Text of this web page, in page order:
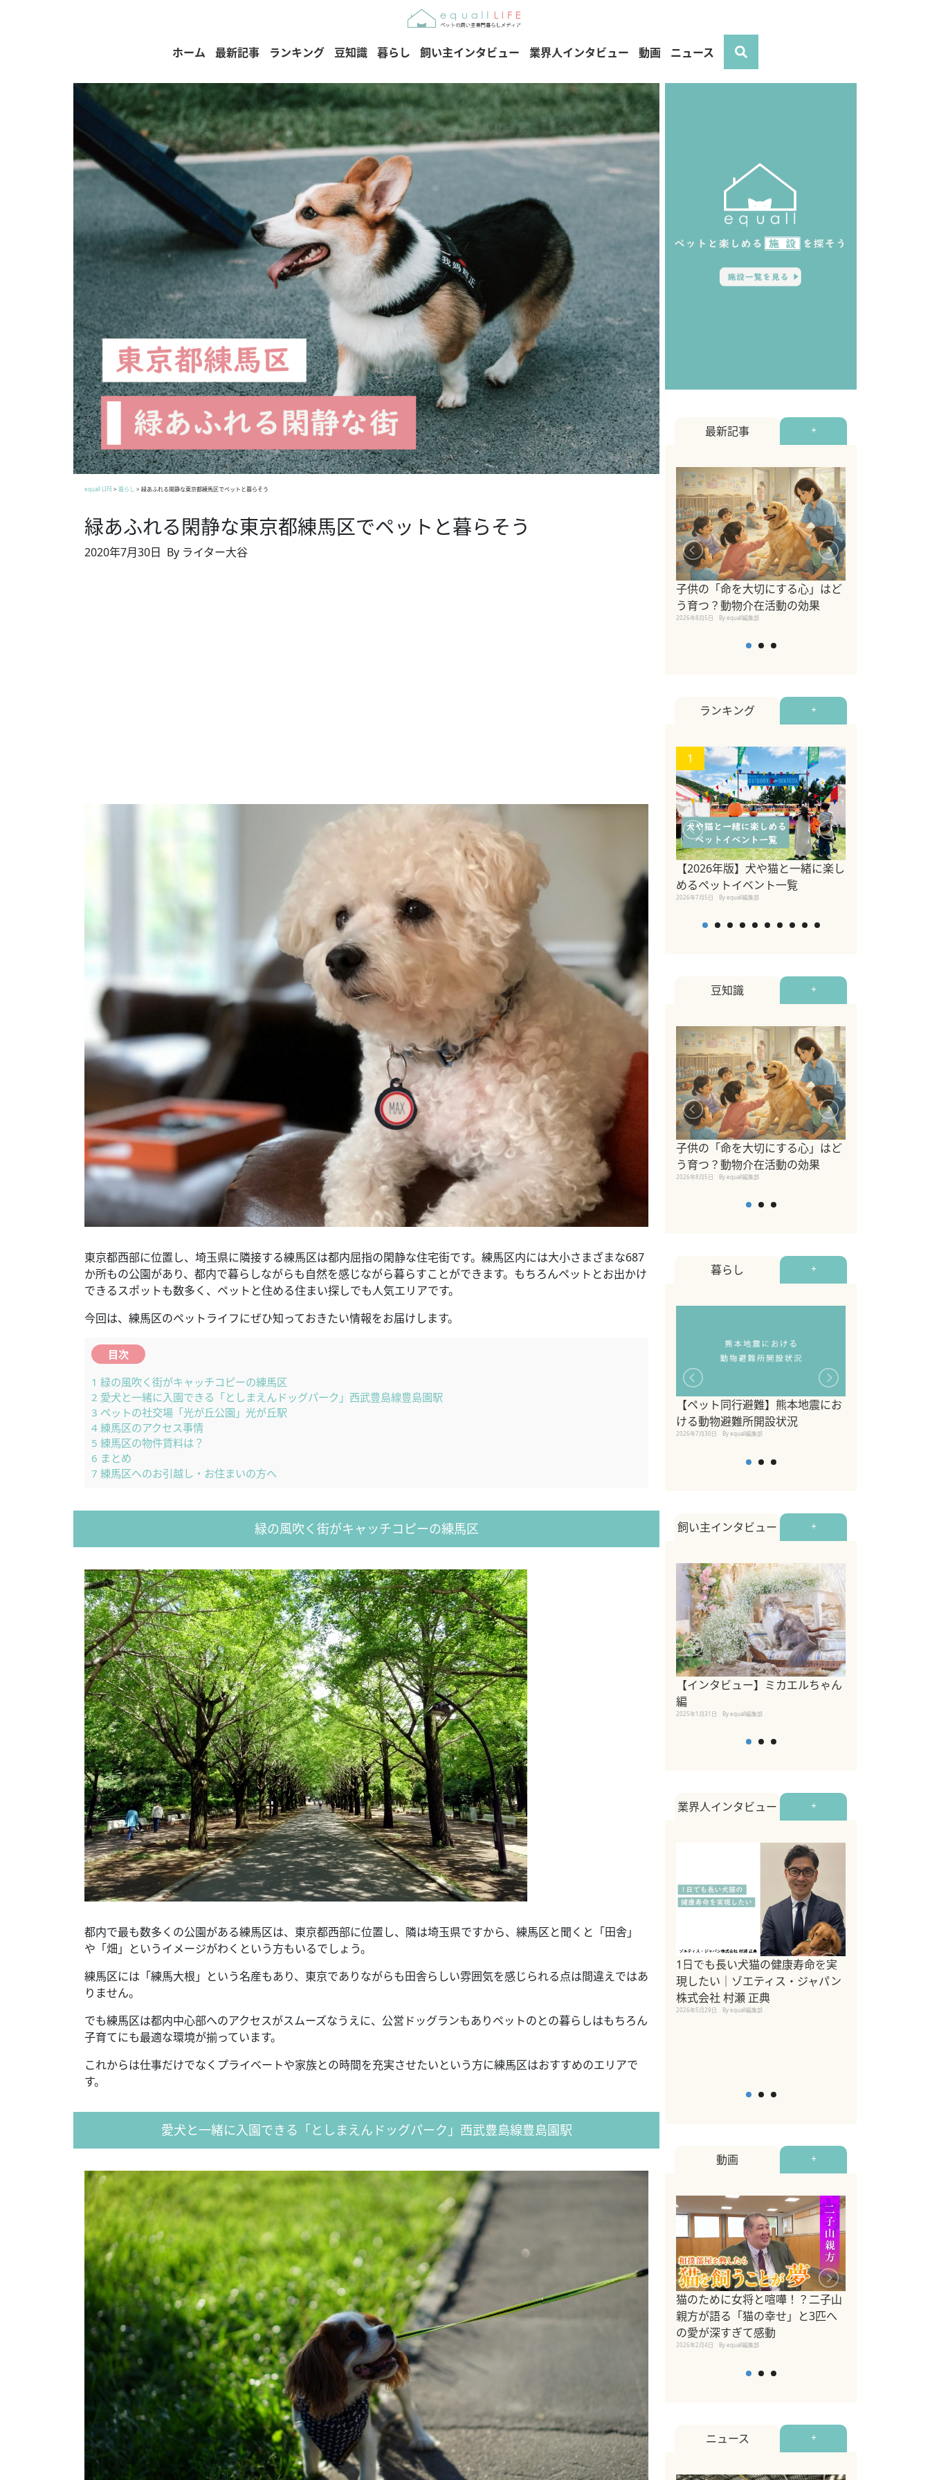
ホーム 最新記事 ランキング 豆知識 暮らし 飼い主インタビュー 業界人インタビュー 動画 ニュース
equall LIFE> 暮らし > 緑あふれる閑静な東京都練馬区でペットと暮らそう
緑あふれる閑静な東京都練馬区でペットと暮らそう
2020年7月30日 By ライター大谷
東京都西部に位置し、埼玉県に隣接する練馬区は都内屈指の閑静な住宅街です。練馬区内には大小さまざまな687
か所もの公園があり、都内で暮らしながらも自然を感じながら暮らすことができます。もちろんペットとお出かけ
できるスポットも数多く、ペットと住める住まい探しでも人気エリアです。
今回は、練馬区のペットライフにぜひ知っておきたい情報をお届けします。
目次
1 緑の風吹く街がキャッチコピーの練馬区
2 愛犬と一緒に入園できる「としまえんドッグパーク」西武豊島線豊島園駅
3 ペットの社交場「光が丘公園」光が丘駅
4 練馬区のアクセス事情
5 練馬区の物件賃料は？
6 まとめ
7 練馬区へのお引越し・お住まいの方へ
緑の風吹く街がキャッチコピーの練馬区
都内で最も数多くの公園がある練馬区は、東京都西部に位置し、隣は埼玉県ですから、練馬区と聞くと「田舎」
や「畑」というイメージがわくという方もいるでしょう。
練馬区には「練馬大根」という名産もあり、東京でありながらも田舎らしい雰囲気を感じられる点は間違えではあ
りません。
でも練馬区は都内中心部へのアクセスがスムーズなうえに、公営ドッグランもありペットのとの暮らしはもちろん
子育てにも最適な環境が揃っています。
これからは仕事だけでなくプライベートや家族との時間を充実させたいという方に練馬区はおすすめのエリアで
す。
愛犬と一緒に入園できる「としまえんドッグパーク」西武豊島線豊島園駅
最新記事 +
子供の「命を大切にする心」はど
う育つ？動物介在活動の効果
2026年8月5日 By equall編集部
ランキング +
1
【2026年版】犬や猫と一緒に楽し
めるペットイベント一覧
2026年7月5日 By equall編集部
豆知識 +
子供の「命を大切にする心」はど
う育つ？動物介在活動の効果
2026年8月5日 By equall編集部
暮らし +
【ペット同行避難】熊本地震にお
ける動物避難所開設状況
2026年7月30日 By equall編集部
飼い主インタビュー +
【インタビュー】ミカエルちゃん
編
2025年1月31日 By equall編集部
業界人インタビュー +
1日でも長い犬猫の健康寿命を実
現したい｜ゾエティス・ジャパン
株式会社 村瀬 正典
2026年5月29日 By equall編集部
動画 +
猫のために女将と喧嘩！？二子山
親方が語る「猫の幸せ」と3匹へ
の愛が深すぎて感動
2026年2月4日 By equall編集部
ニュース +